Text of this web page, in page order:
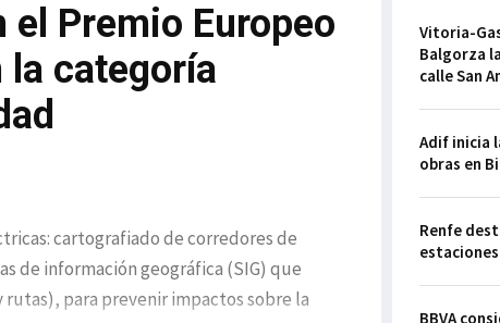
el Premio Europeo
la categoría
cartografiado de corredores de
de información geográfica (SIG) que
para prevenir impactos sobre la
Vitoria-
Balgorza
calle San
Adif inicia
obras en
Renfe
BBVA